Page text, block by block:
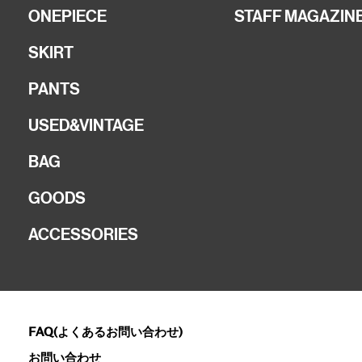
ONEPIECE
SKIRT
PANTS
USED&VINTAGE
BAG
GOODS
ACCESSORIES
STAFF
FAQ(よくあるお問い合わせ)
お問い合わせ